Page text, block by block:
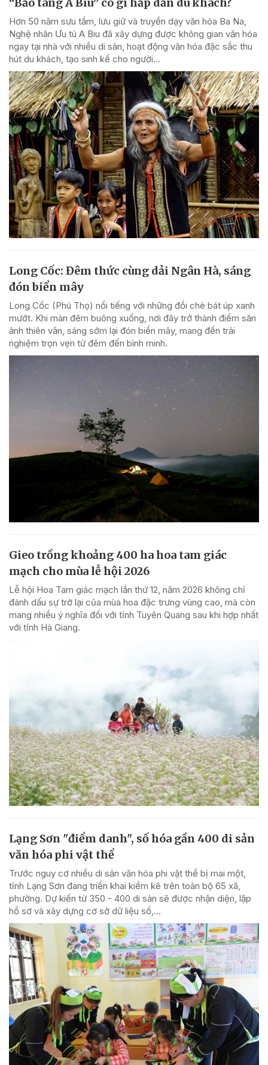
“Bảo tàng A Biu” có gì hấp dẫn du khách?
Hơn 50 năm sưu tầm, lưu giữ và truyền dạy văn hóa Ba Na,
Nghệ nhân Ưu tú A Biu đã xây dựng được không gian văn hóa
ngay tại nhà với nhiều di sản, hoạt động văn hóa đặc sắc thu
hút du khách, tạo sinh kế cho người...
Long Cốc: Đêm thức cùng dải Ngân Hà, sáng
đón biển mây
Long Cốc (Phú Thọ) nổi tiếng với những đồi chè bát úp xanh
mướt. Khi màn đêm buông xuống, nơi đây trở thành điểm săn
ảnh thiên văn, sáng sớm lại đón biển mây, mang đến trải
nghiệm trọn vẹn từ đêm đến bình minh.
Gieo trồng khoảng 400 ha hoa tam giác
mạch cho mùa lễ hội 2026
Lễ hội Hoa Tam giác mạch lần thứ 12, năm 2026 không chỉ
đánh dấu sự trở lại của mùa hoa đặc trưng vùng cao, mà còn
mang nhiều ý nghĩa đối với tỉnh Tuyên Quang sau khi hợp nhất
với tỉnh Hà Giang.
Lạng Sơn "điểm danh", số hóa gần 400 di sản
văn hóa phi vật thể
Trước nguy cơ nhiều di sản văn hóa phi vật thể bị mai một,
tỉnh Lạng Sơn đang triển khai kiểm kê trên toàn bộ 65 xã,
phường. Dự kiến từ 350 - 400 di sản sẽ được nhận diện, lập
hồ sơ và xây dựng cơ sở dữ liệu số,...